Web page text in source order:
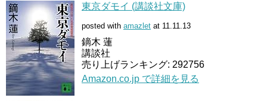
東京ダモイ (講談社文庫)
posted with amazlet at 11.11.13
鏑木 蓮
講談社
売り上げランキング: 292756
Amazon.co.jp で詳細を見る